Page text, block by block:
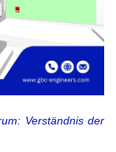
Verständnis der